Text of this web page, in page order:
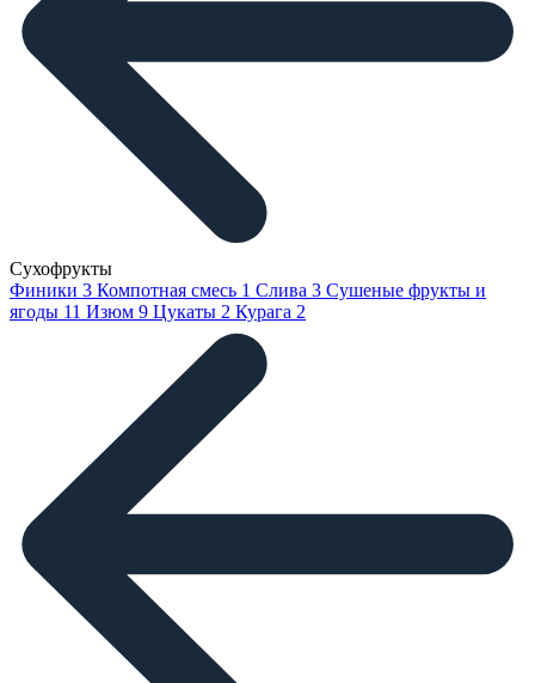
Сухофрукты
Финики 3 Компотная смесь 1 Слива 3 Сушеные фрукты и
ягоды 11 Изюм 9 Цукаты 2 Курага 2